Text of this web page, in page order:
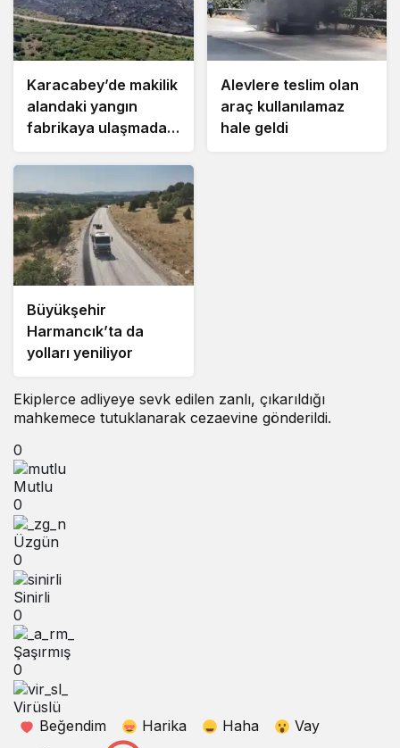
Karacabey’de makilik
alandaki yangın
fabrikaya ulaşmadan
Alevlere teslim olan
araç kullanılamaz
hale geldi
Büyükşehir
Harmancık’ta da
yolları yeniliyor
Ekiplerce adliyeye sevk edilen zanlı, çıkarıldığı
mahkemece tutuklanarak cezaevine gönderildi.
0
Mutlu
0
Üzgün
0
Sinirli
0
Şaşırmış
0
Virüslü
Beğendim
Harika Haha
Vay